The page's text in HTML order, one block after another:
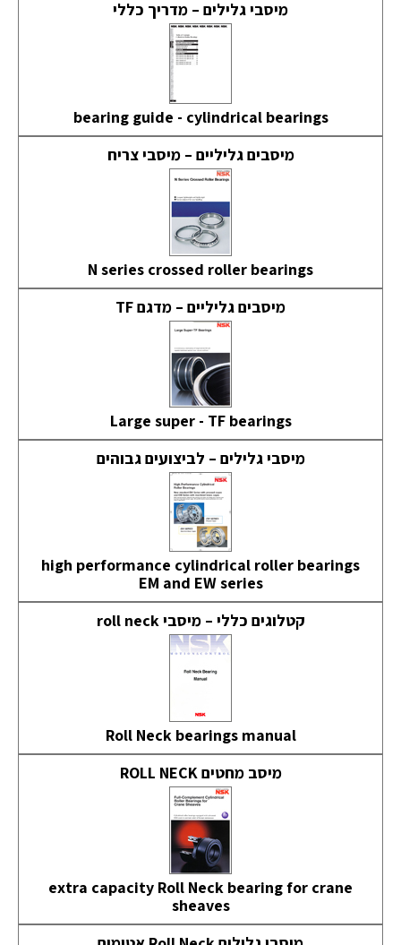
מיסבי גלילים – מדריך כללי
bearing guide - cylindrical bearings
מיסבים גליליים – מיסבי צריח
N series crossed roller bearings
מיסבים גליליים – מדגם TF
Large super - TF bearings
מיסבי גלילים – לביצועים גבוהים
high performance cylindrical roller bearings
EM and EW series
קטלוגים כללי – מיסבי roll neck
Roll Neck bearings manual
מיסב מחטים ROLL NECK
extra capacity Roll Neck bearing for crane
sheaves